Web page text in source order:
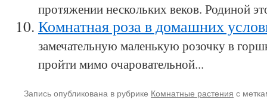
протяжении нескольких веков. Родиной
Комнатная роза в домашних
замечательную маленькую розочку в
пройти мимо очаровательной...
Запись опубликована в рубрике Комнатные растения с